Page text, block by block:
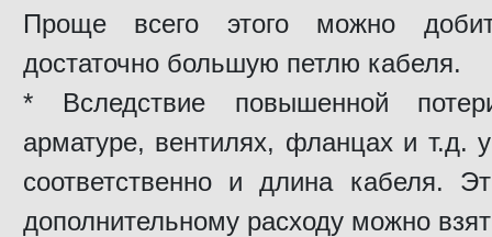
Проще всего этого можно
достаточно большую петлю кабеля.
* Вследствие повышенной
арматуре, вентилях, фланцах и т.д.
соответственно и длина кабеля.
дополнительному расходу можно